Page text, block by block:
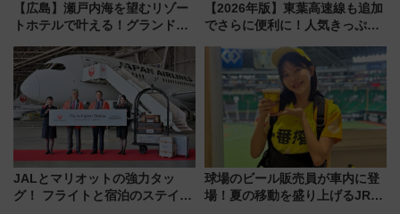
【広島】瀬戸内海を望むリゾー
トホテルで叶える！グランドプ
ディング＆カジュアルパーティ
ープラン
【2026年版】東葉高速線も追加
でさらに便利に！人気きっぷ
今年も発売 秋・早春に千葉県を
巡るなら使い勝手・コスパ抜群
JALとマリオットの強力タッ
グ！ フライトと宿泊のステイタ
球場のビール販売員が車内に登
場！夏の移動を盛り上げるJR九